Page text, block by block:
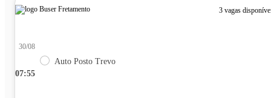
3 vagas
07:55
30/08
Auto Posto Trevo